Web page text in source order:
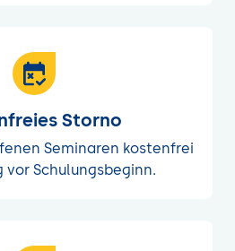
Storno
Seminaren kostenfrei
vor Schulungsbeginn.